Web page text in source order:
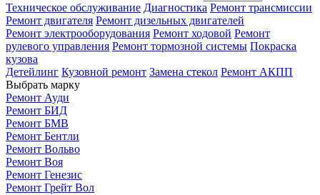
Техническое обслуживание Диагностика Ремонт трансмиссии
Ремонт двигателя Ремонт дизельных двигателей
Ремонт электрооборудования Ремонт ходовой Ремонт
рулевого управления Ремонт тормозной системы Покраска
кузова
Детейлинг Кузовной ремонт Замена стекол Ремонт АКПП
Выбрать марку
Ремонт Ауди
Ремонт БИД
Ремонт БМВ
Ремонт Бентли
Ремонт Вольво
Ремонт Воя
Ремонт Генезис
Ремонт Грейт Вол